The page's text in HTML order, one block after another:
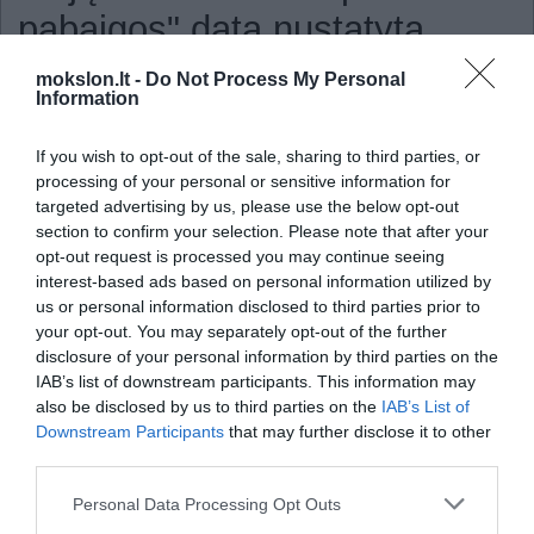
mokslon.lt - Do Not Process My Personal
Information
If you wish to opt-out of the sale, sharing to third parties, or
processing of your personal or sensitive information for
targeted advertising by us, please use the below opt-out
section to confirm your selection. Please note that after your
opt-out request is processed you may continue seeing
interest-based ads based on personal information utilized by
us or personal information disclosed to third parties prior to
your opt-out. You may separately opt-out of the further
disclosure of your personal information by third parties on the
IAB’s list of downstream participants. This information may
also be disclosed by us to third parties on the IAB’s List of
Downstream Participants that may further disclose it to other
Personal Data Processing Opt Outs
pabaigos" data nustatyta
neteisingai?
Žymusis majų kalendorius baigiasi 2012 metų gruodžio 21 dieną ir
populiarią (nors ir abejotino patikimumo) teoriją
tai turėtų sietis su pasaulio pabaiga, kurią lems kataklizmų masto
įvykių virtinė. Rimtų mokslinių tyrimų šia tema nėra daug, tačiau
Kalifornijos Santa Barbara universiteto mokslininkas pareiškė, jog
klaidingai susiejo majų ir dabartinį kalendorius.
Idėjų, kas konkrečiai sukels hipotetinę pasaulio pabaigą 2012 metų
spektras yra itin margas – pradedant pro Žemę praskriesiančia
baigiant didelio intensyvumo Saulės žybsniu. Tuo tarpu JAV
Gerardo Aldana teigia, kad apskaičiuodami šią datą, šiandieniniai
apsiriko mažiausiai 60 dienų ir kad pagrindinė to priežastis –
kalendoriuje aprašytų įvykių interpretavimas.
Majai niekada nepranašavo pasaulio pabaigos?